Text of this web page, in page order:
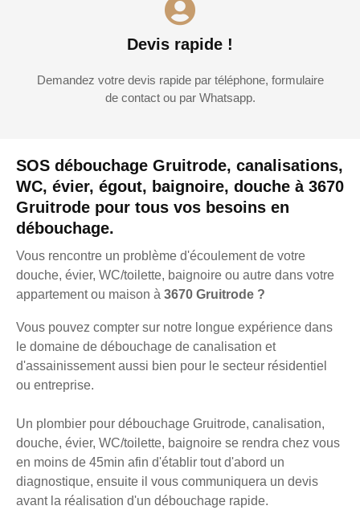
SOS débouchage Gruitrode, canalisations,
WC, évier, égout, baignoire, douche à 3670
Gruitrode pour tous vos besoins en
débouchage.
Vous rencontre un problème d'écoulement de votre
douche, évier, WC/toilette, baignoire ou autre dans votre
appartement ou maison à 3670 Gruitrode ?
Vous pouvez compter sur notre longue expérience dans
le domaine de débouchage de canalisation et
d'assainissement aussi bien pour le secteur résidentiel
ou entreprise.
Un plombier pour débouchage Gruitrode, canalisation,
douche, évier, WC/toilette, baignoire se rendra chez vous
en moins de 45min afin d'établir tout d'abord un
diagnostique, ensuite il vous communiquera un devis
avant la réalisation d'un débouchage rapide.
Devis rapide !
Demandez votre devis rapide par téléphone, formulaire
de contact ou par Whatsapp.